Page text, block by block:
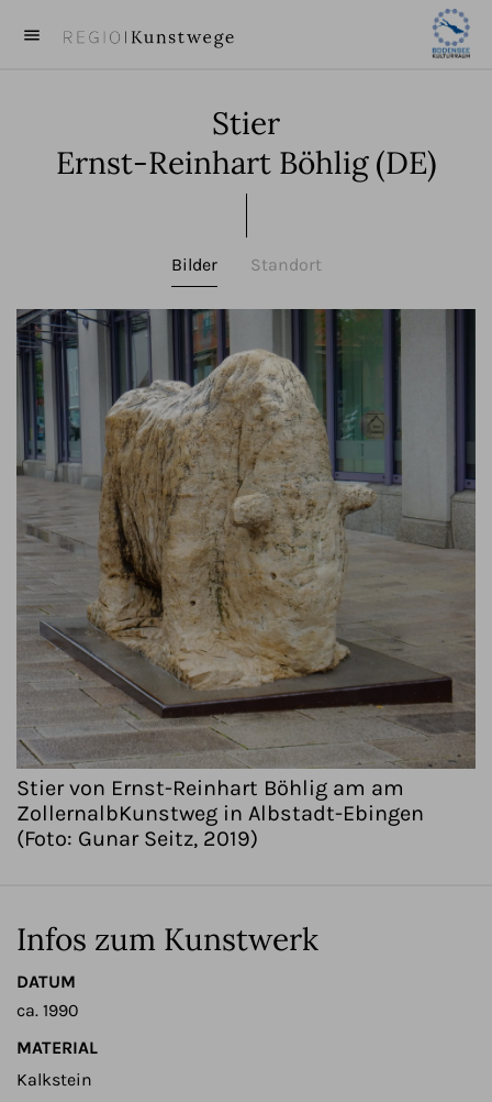
menu
close
KÜNSTLER
BEITRÄGE
ÜBER UNS
Stier
Ernst-Reinhart Böhlig (DE)
Bilder Standort
Stier von Ernst-Reinhart Böhlig am am
ZollernalbKunstweg in Albstadt-Ebingen
(Foto: Gunar Seitz, 2019)
Infos zum Kunstwerk
DATUM
ca. 1990
MATERIAL
Kalkstein